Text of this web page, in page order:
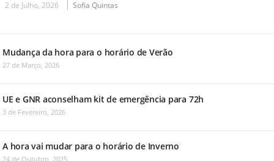
2 de Julho, 2026 Sofia Quintas
Mudança da hora para o horário de Verão
27 de Março, 2026
UE e GNR aconselham kit de emergência para 72h
3 de Fevereiro, 2026
A hora vai mudar para o horário de Inverno
24 de Outubro, 2025